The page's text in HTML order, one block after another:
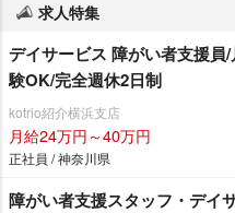
求人特集
デイサービス 障がい者支援
験OK/完全週休2日制
kotrio紹介横浜支店
月給24万円～40万円
正社員 / 神奈川県
障がい者支援スタッフ・デイ